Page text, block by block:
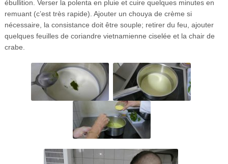
ébullition. Verser la polenta en pluie et cuire quelques minutes en
remuant (c’est très rapide). Ajouter un chouya de crème si
nécessaire, la consistance doit être souple; retirer du feu, ajouter
quelques feuilles de coriandre vietnamienne ciselée et la chair de
crabe.